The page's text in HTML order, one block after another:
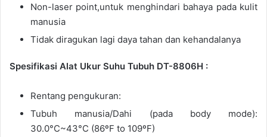
Non-laser point,untuk menghindari bahaya pada kulit
manusia
Tidak diragukan lagi daya tahan dan kehandalanya
Spesifikasi Alat Ukur Suhu Tubuh DT-8806H :
Rentang pengukuran:
Tubuh manusia/Dahi (pada body mode):
30.0°C~43°C (86ºF to 109ºF)